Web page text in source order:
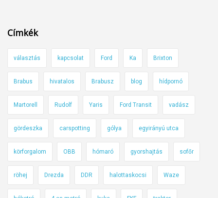
e
d
s
z
m
o
t
:
t
Címkék
választás kapcsolat Ford Ka Brixton
Brabus hivatalos Brabusz blog hídpornó
Martorell Rudolf Yaris Ford Transit vadász
gördeszka carspotting gólya egyirányú utca
körforgalom OBB hómaró gyorshajtás sofőr
röhej Drezda DDR halottaskocsi Waze